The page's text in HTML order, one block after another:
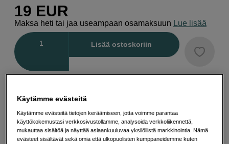
19 EUR
Maksa heti tai jaa useampaan osamaksuun Lue lisää
Lisää ostoskoriin
Ilmainen toimitus yli 200 EUR ostoksille
Osta nyt ja maksa myöhemmin
Käytämme evästeitä
Käytämme evästeitä tietojen keräämiseen, jotta voimme parantaa
käyttökokemustasi verkkosivustollamme, analysoida verkkoliikennettä,
mukauttaa sisältöä ja näyttää asiaankuuluvaa yksilöllistä markkinointia. Nämä
evästeet sisältävät sekä omia että ulkopuolisten kumppaneidemme kuten